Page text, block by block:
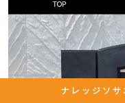
ナレッジソサ